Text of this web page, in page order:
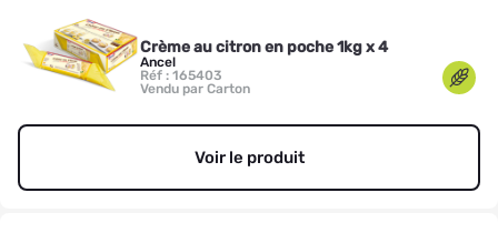
Crème au citron en poche 1kg x 4
Ancel
Réf : 165403
Vendu par Carton
Voir le produit